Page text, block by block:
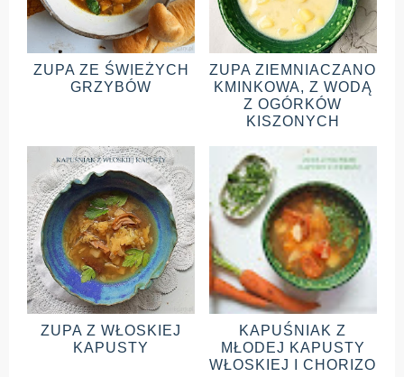
ZUPA ZE ŚWIEŻYCH
GRZYBÓW
ZUPA ZIEMNIACZANO
KMINKOWA, Z WODĄ
Z OGÓRKÓW
KISZONYCH
ZUPA Z WŁOSKIEJ
KAPUSTY
KAPUŚNIAK Z
MŁODEJ KAPUSTY
WŁOSKIEJ I CHORIZO